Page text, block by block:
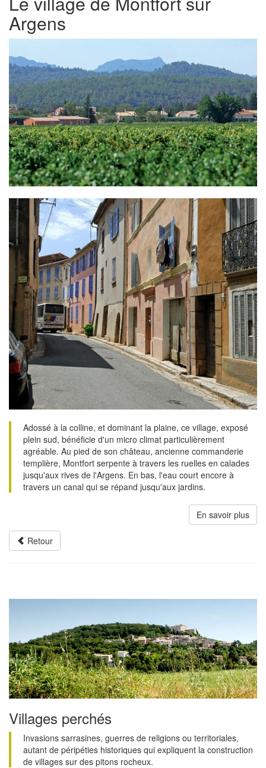
Argens
Adossé à la colline, et dominant la plaine, ce village, exposé
plein sud, bénéficie d'un micro climat particulièrement
agréable. Au pied de son château, ancienne commanderie
templière, Montfort serpente à travers les ruelles en calades
jusqu'aux rives de l'Argens. En bas, l'eau court encore à
travers un canal qui se répand jusqu'aux jardins.
En savoir plus
Retour
Villages perchés
Invasions sarrasines, guerres de religions ou territoriales,
autant de péripéties historiques qui expliquent la construction
de villages sur des pitons rocheux.